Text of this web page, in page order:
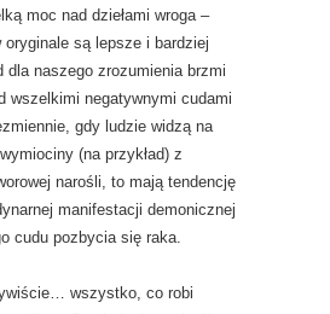
moc nad dziełami wroga –
oryginale są lepsze i bardziej
dla naszego zrozumienia brzmi
wszelkimi negatywnymi cudami
gdy ludzie widzą na
(na przykład) z
narośli, to mają tendencję
manifestacji demonicznej
cudu pozbycia się raka.
wszystko, co robi